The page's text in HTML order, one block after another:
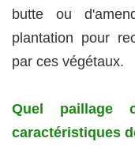
butte ou
plantation pour
par ces végétaux.
Quel paillage
caractéristiques